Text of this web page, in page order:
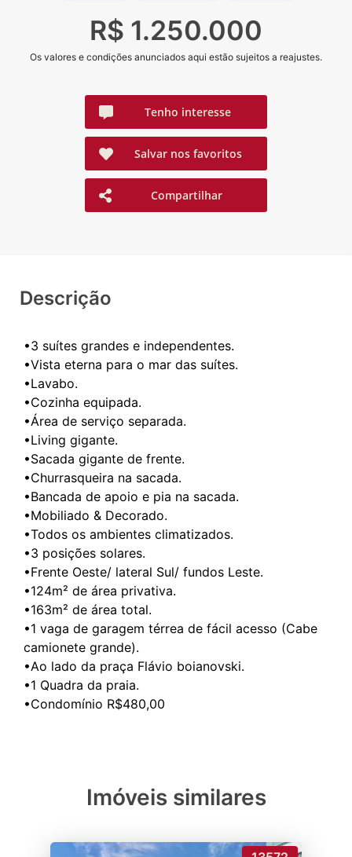
R$ 1.250.000
Os valores e condições anunciados aqui estão sujeitos a reajustes.
Tenho interesse
Salvar nos favoritos
Compartilhar
Descrição
•3 suítes grandes e independentes.
•Vista eterna para o mar das suítes.
•Lavabo.
•Cozinha equipada.
•Área de serviço separada.
•Living gigante.
•Sacada gigante de frente.
•Churrasqueira na sacada.
•Bancada de apoio e pia na sacada.
•Mobiliado & Decorado.
•Todos os ambientes climatizados.
•3 posições solares.
•Frente Oeste/ lateral Sul/ fundos Leste.
•124m² de área privativa.
•163m² de área total.
•1 vaga de garagem térrea de fácil acesso (Cabe
camionete grande).
•Ao lado da praça Flávio boianovski.
•1 Quadra da praia.
Imóveis similares